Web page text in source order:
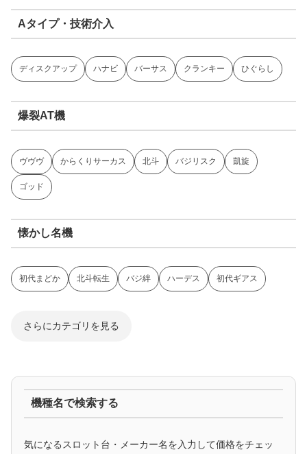
Aタイプ・技術介入
ディスクアップ ハナビ バーサス クランキー ひぐらし
爆裂AT機
ヴヴヴ からくりサーカス 北斗 バジリスク 凱旋
ゴッド
懐かし名機
初代まどか 北斗転生 バジ絆 ハーデス 初代ギアス
さらにカテゴリを見る
機種名で検索する
気になるスロット台・メーカー名を入力して価格をチェッ